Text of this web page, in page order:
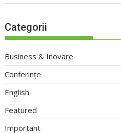
Categorii
Business & Inovare
Conferințe
English
Featured
Important